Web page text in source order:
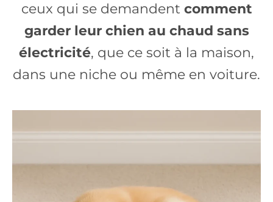
ceux qui se demandent comment
garder leur chien au chaud sans
électricité, que ce soit à la maison,
dans une niche ou même en voiture.